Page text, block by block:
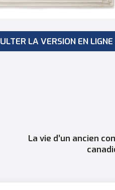
LA VERSION EN LIGNE
La vie d’un ancien